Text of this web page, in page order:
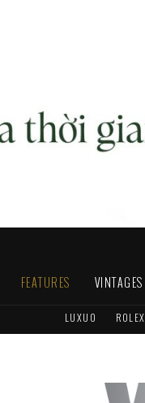
FEATURES VINTAGES
LUXUO ROLEX